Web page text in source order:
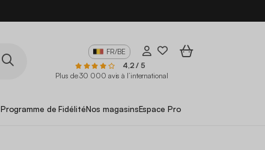
FR/BE
4,2 / 5
Plus de 30 000 avis à l’international
Programme de FidélitéNos magasinsEspace Pro